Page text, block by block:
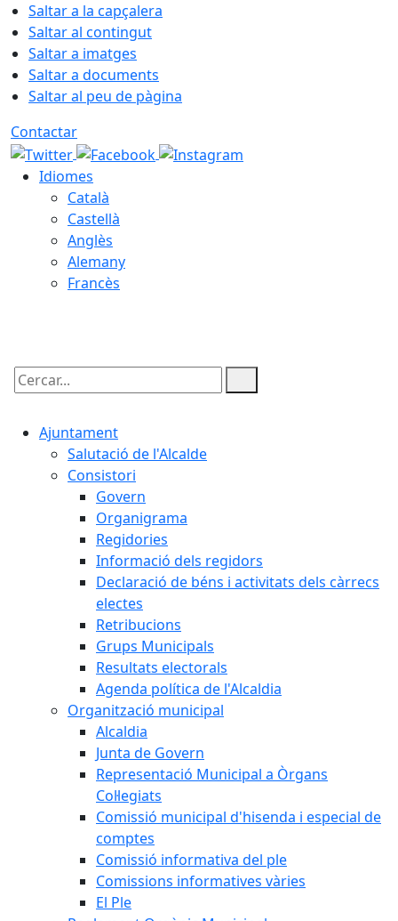
Saltar a la capçalera
Saltar al contingut
Saltar a imatges
Saltar a documents
Saltar al peu de pàgina
Contactar
Idiomes
Català
Castellà
Anglès
Alemany
Francès
Cercar:
Ajuntament
Salutació de l'Alcalde
Consistori
Govern
Organigrama
Regidories
Informació dels regidors
Declaració de béns i activitats dels càrrecs
electes
Retribucions
Grups Municipals
Resultats electorals
Agenda política de l'Alcaldia
Organització municipal
Alcaldia
Junta de Govern
Representació Municipal a Òrgans
Col·legiats
Comissió municipal d'hisenda i especial de
comptes
Comissió informativa del ple
Comissions informatives vàries
El Ple